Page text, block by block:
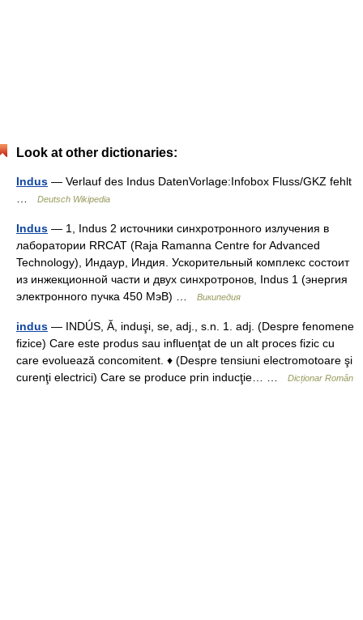
Look at other dictionaries:
Indus — Verlauf des Indus DatenVorlage:Infobox Fluss/GKZ fehlt
Deutsch Wikipedia
Indus — 1, Indus 2 источники синхротронного излучения в
лаборатории RRCAT (Raja Ramanna Centre for Advanced
Technology), Индаур, Индия. Ускорительный комплекс состоит
из инжекционной части и двух синхротронов, Indus 1 (энергия
электронного пучка 450 МэВ) …
Википедия
indus — INDÚS, Ă, induşi, se, adj., s.n. 1. adj. (Despre fenomene
fizice) Care este produs sau influenţat de un alt proces fizic cu
care evoluează concomitent. ♦ (Despre tensiuni electromotoare şi
curenţi electrici) Care se produce prin inducţie… …
Dicționar Român